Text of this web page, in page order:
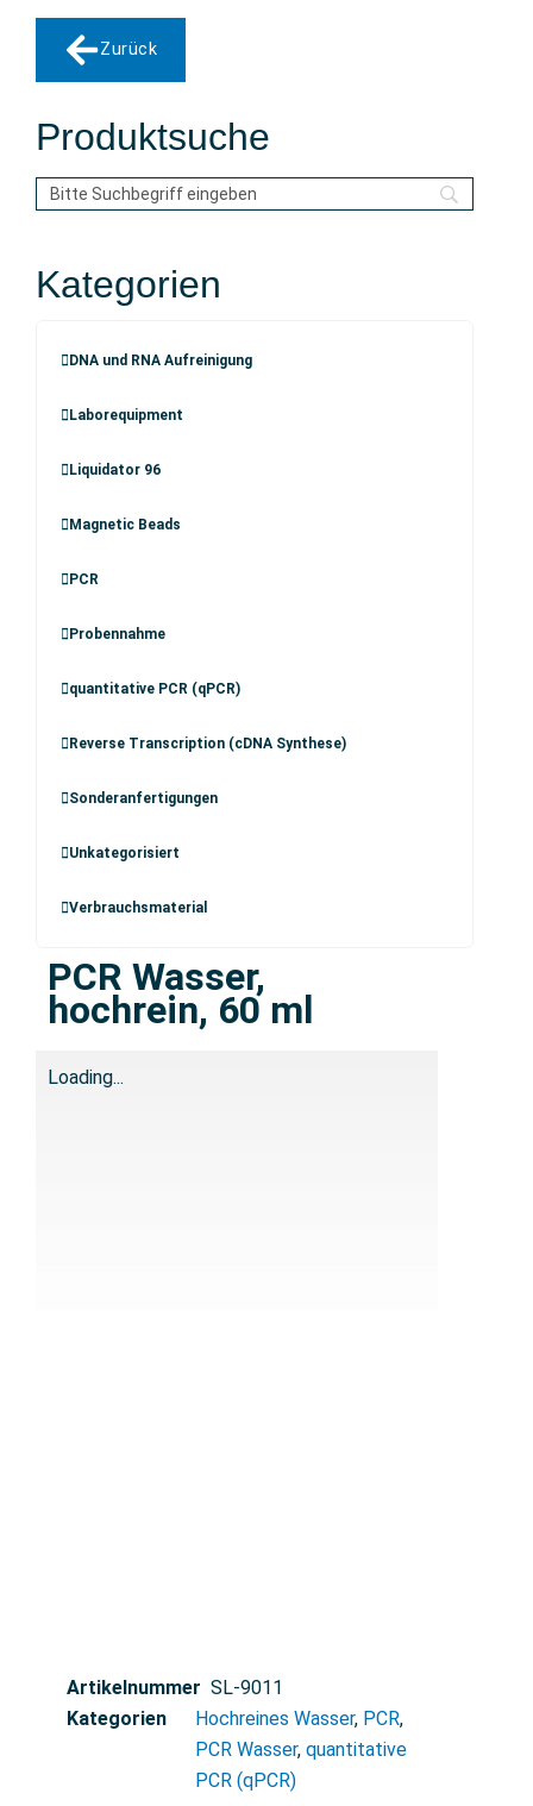
Zurück
Produktsuche
Kategorien
DNA und RNA Aufreinigung
Laborequipment
Liquidator 96
Magnetic Beads
PCR
Probennahme
quantitative PCR (qPCR)
Reverse Transcription (cDNA Synthese)
Sonderanfertigungen
Unkategorisiert
Verbrauchsmaterial
PCR Wasser,
hochrein, 60 ml
Loading...
Artikelnummer SL-9011
Kategorien
Hochreines Wasser, PCR,
PCR Wasser, quantitative
PCR (qPCR)